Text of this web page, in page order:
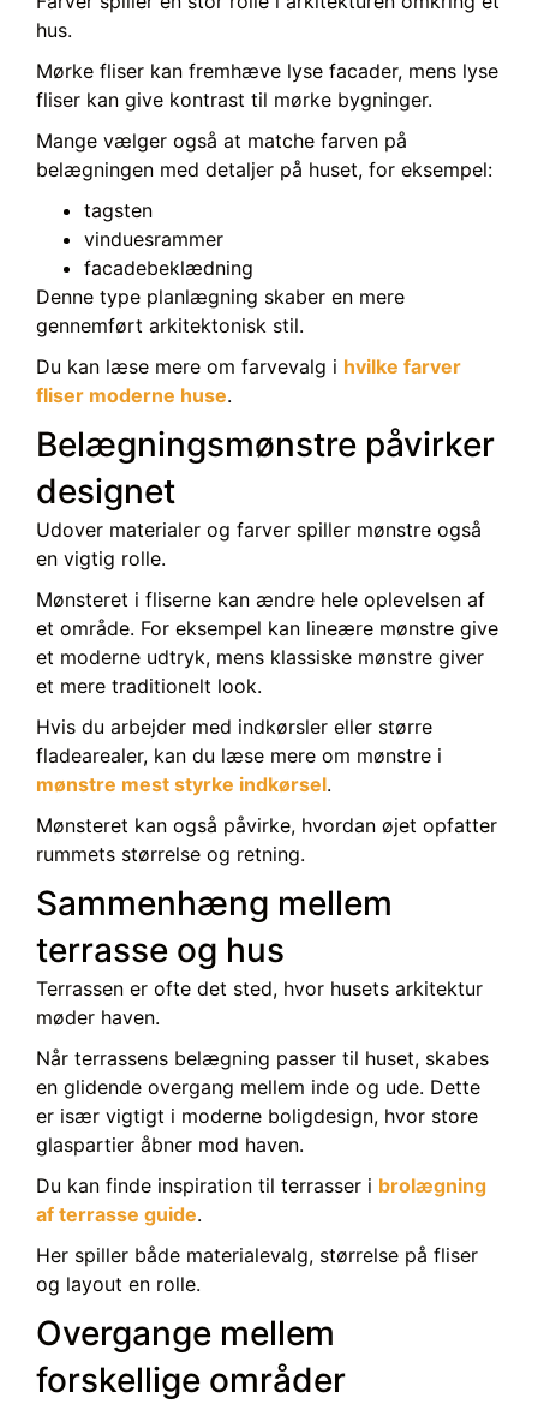
hus.
Mørke fliser kan fremhæve lyse facader, mens lyse
fliser kan give kontrast til mørke bygninger.
Mange vælger også at matche farven på
belægningen med detaljer på huset, for eksempel:
tagsten
vinduesrammer
facadebeklædning
Denne type planlægning skaber en mere
gennemført arkitektonisk stil.
Du kan læse mere om farvevalg i hvilke farver
fliser moderne huse.
Belægningsmønstre påvirker
designet
Udover materialer og farver spiller mønstre også
en vigtig rolle.
Mønsteret i fliserne kan ændre hele oplevelsen af
et område. For eksempel kan lineære mønstre give
et moderne udtryk, mens klassiske mønstre giver
et mere traditionelt look.
Hvis du arbejder med indkørsler eller større
fladearealer, kan du læse mere om mønstre i
mønstre mest styrke indkørsel.
Mønsteret kan også påvirke, hvordan øjet opfatter
rummets størrelse og retning.
Sammenhæng mellem
terrasse og hus
Terrassen er ofte det sted, hvor husets arkitektur
møder haven.
Når terrassens belægning passer til huset, skabes
en glidende overgang mellem inde og ude. Dette
er især vigtigt i moderne boligdesign, hvor store
glaspartier åbner mod haven.
Du kan finde inspiration til terrasser i brolægning
af terrasse guide.
Her spiller både materialevalg, størrelse på fliser
og layout en rolle.
Overgange mellem
forskellige områder